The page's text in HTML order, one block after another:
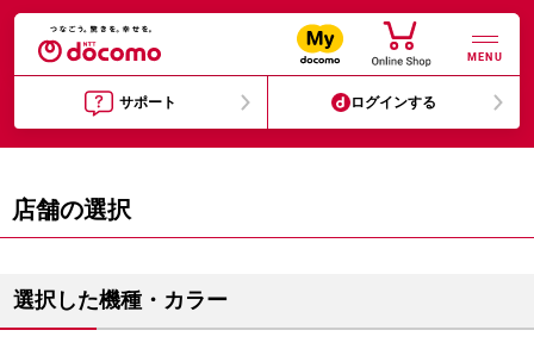
MENU
サポート ログインする
店舗の選択
選択した機種・カラー